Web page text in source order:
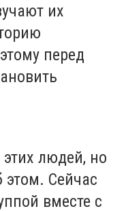
их
перед
людей, но
Сейчас
вместе с